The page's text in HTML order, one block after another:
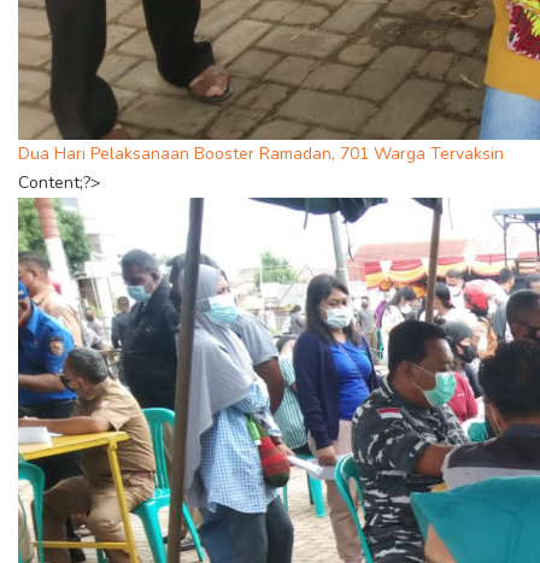
Dua Hari Pelaksanaan Booster Ramadan, 701 Warga Tervaksin
Content;?>